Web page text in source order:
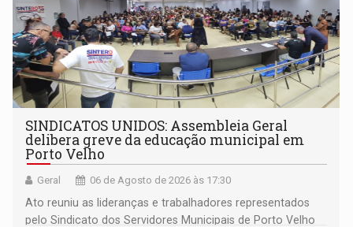
SINDICATOS UNIDOS: Assembleia Geral
delibera greve da educação municipal em
Porto Velho
Geral 06 de Agosto de 2026 às 17:30
Ato reuniu as lideranças e trabalhadores representados
pelo Sindicato dos Servidores Municipais de Porto Velho